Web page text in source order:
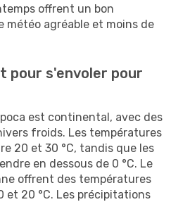
offrent un bon
météo agréable et moins de
pour s'envoler pour
est continental, avec des
froids. Les températures
20 et 30 °C, tandis que les
en dessous de 0 °C. Le
offrent des températures
et 20 °C. Les précipitations